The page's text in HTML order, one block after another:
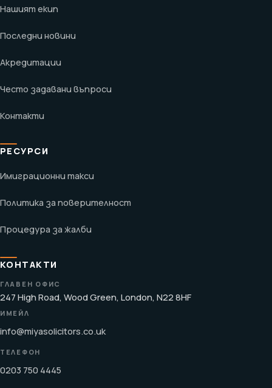
Нашият екип
Последни новини
Акредитации
Често задавани въпроси
Контакти
РЕСУРСИ
Имиграционни такси
Политика за поверителност
Процедура за жалби
КОНТАКТИ
ГЛАВЕН ОФИС
247 High Road, Wood Green, London, N22 8HF
ИМЕЙЛ
info@miyasolicitors.co.uk
ТЕЛЕФОН
0203 750 4445